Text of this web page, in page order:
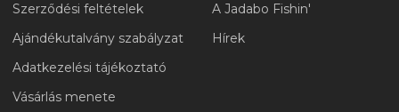
Szerződési feltételek
Ajándékutalvány szabályzat
Adatkezelési tájékoztató
Vásárlás menete
A Jadabo Fishin'
Hírek